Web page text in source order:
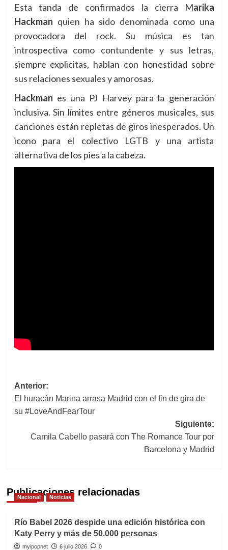
Esta tanda de confirmados la cierra Marika
Hackman quien ha sido denominada como una
provocadora del rock. Su música es tan
introspectiva como contundente y sus letras,
siempre explicitas, hablan con honestidad sobre
sus relaciones sexuales y amorosas.
Hackman es una PJ Harvey para la generación
inclusiva. Sin límites entre géneros musicales, sus
canciones están repletas de giros inesperados. Un
icono para el colectivo LGTB y una artista
alternativa de los pies a la cabeza.
Navegación
de
Anterior:
El huracán Marina arrasa Madrid con el fin de gira de
su #LoveAndFearTour
Siguiente:
Camila Cabello pasará con The Romance Tour por
Barcelona y Madrid
Publicaciones relacionadas
Nacional Noticias
Río Babel 2026 despide una edición histórica con
Katy Perry y más de 50.000 personas
myipopnet 6 julio 2026
0